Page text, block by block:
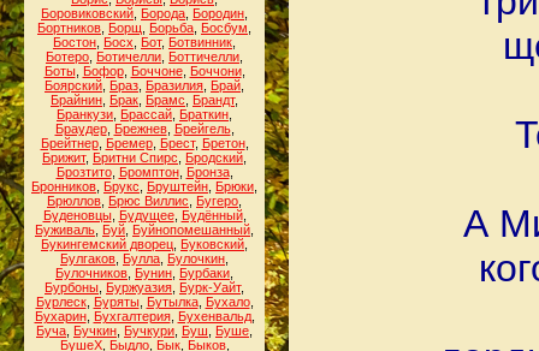
Боровиковский Борода Бородин
Бортников Борщ Борьба Босбум
Бостон Босх Бот, Ботвинник
Ботеро Ботичелли Боттичелли
Боты, Бофор, Боччоне, Боччони,
Боярский Браз Бразилия Брай
Брайнин Брак Брамс Брандт,
Бранкузи Брассай Браткин
Браудер, Брежнев, Брейгель,
Брейтнер, Бремер, Брест, Бретон,
Брижит, Бритни Спирс Бродский
Брозтито, Бромптон, Бронза,
Бронников Брукс Бруштейн Брюки
Брюллов Брюс Виллис Бугеро
Буденовцы, Будущее, Будённый,
Буживаль Буй Буйнопомешанный
Букингемский дворец Буковский
Булгаков Булла Булочкин
Булочников Бунин Бурбаки
Бурбоны Буржуазия Бурк-Уайт,
Бурлеск, Буряты, Бутылка, Бухало,
Бухарин, Бухгалтерия, Бухенвальд,
Буча Бучкин Бучкури Буш Буше
БушеХ, Быдло, Бык, Быков,
А